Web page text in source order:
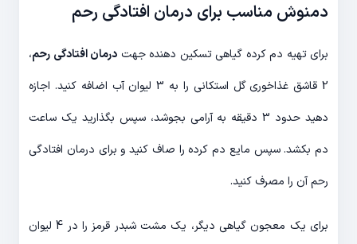
دمنوش مناسب برای درمان افتادگی رحم
برای تهیه دم کرده گیاهی تسکین دهنده جهت درمان افتادگی رحم،
2 قاشق غذاخوری گل استکانی را به 3 لیوان آب اضافه کنید. اجازه
دهید حدود 3 دقیقه به آرامی بجوشد، سپس بگذارید یک ساعت
دم بکشد. سپس مایع دم کرده را صاف کنید و برای درمان افتادگی
رحم آن را مصرف کنید.
برای یک معجون گیاهی دیگر، یک مشت شبدر قرمز را در 4 لیوان